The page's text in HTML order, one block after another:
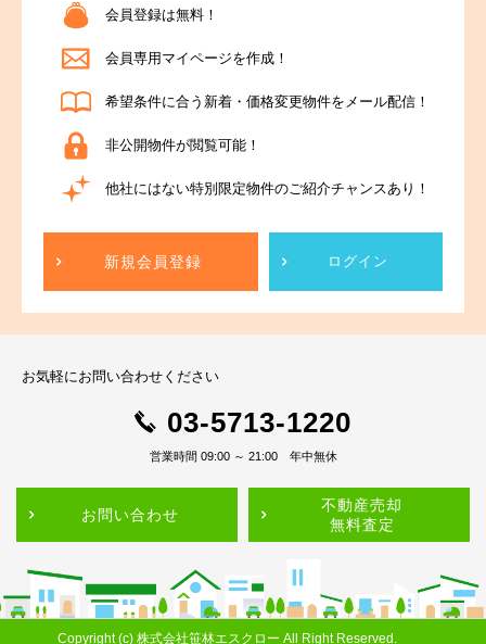
会員登録は無料！
会員専用マイページを作成！
希望条件に合う新着・価格変更物件をメール配信！
非公開物件が閲覧可能！
他社にはない特別限定物件のご紹介チャンスあり！
新規会員登録 ログイン
お気軽にお問い合わせください
03-5713-1220
営業時間 09:00 ～ 21:00 年中無休
お問い合わせ
不動産売却
無料査定
Copyright (c) 株式会社笹林エスクロー All Right Reserved.